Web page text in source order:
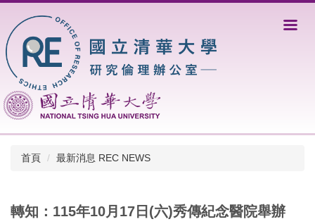
到
主
要
內
區
首頁 最新消息 REC NEWS
轉知：115年10月17日(六)秀傳紀念醫院舉辦